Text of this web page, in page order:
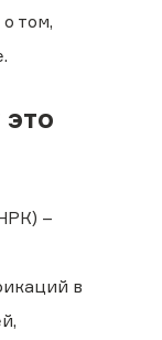
том,
–
в